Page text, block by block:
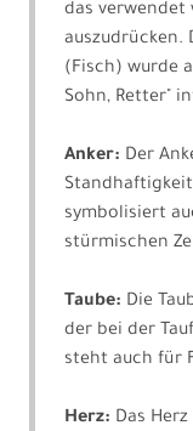
das verwendet
auszudrücken.
(Fisch) wurde
Sohn, Retter"
Anker: Der
symbolisiert
stürmischen
Taube: Die
der bei der
steht auch für
Herz: Das